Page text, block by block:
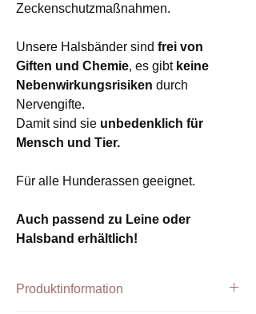
Zeckenschutzmaßnahmen.
Unsere Halsbänder sind frei von
Giften und Chemie, es gibt keine
Nebenwirkungsrisiken durch
Nervengifte.
Damit sind sie unbedenklich für
Mensch und Tier.
Für alle Hunderassen geeignet.
Auch passend zu Leine oder
Halsband erhältlich!
Produktinformation